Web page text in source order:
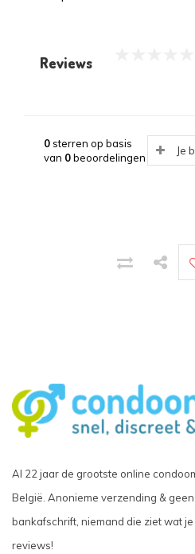
Reviews
0sterren op basis
van 0beoordelingen
Je
Al 22 jaar de grootste online
België. Anonieme verzending &
bankafschrift, niemand die ziet wat
reviews!